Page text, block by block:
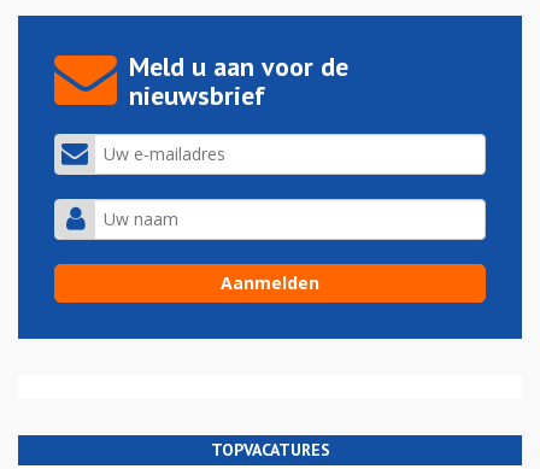
Meld u aan voor de
nieuwsbrief
TOPVACATURES